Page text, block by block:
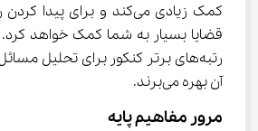
کمک زیادی می‌کند و برای
قضایا بسیار به شما کمک خواهد
رتبه‌های برتر کنکور برای تحلیل
آن بهره می‌برند.
مرور مفاهیم پایه